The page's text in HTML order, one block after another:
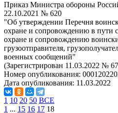
Приказ Министра обороны
22.10.2021 № 620
"Об утверждении Перечня
охране и сопровождению в пути
охране и сопровождению
грузоотправителя,
военных сообщений"
(Зарегистрирован 11.03.2022 №
Номер опубликования:
Дата опубликования: 11.03.2022
1 10 20 50 ВСЕ
1 ... 15 16 17 18